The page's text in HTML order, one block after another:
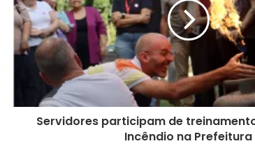
Servidores participam de
Incêndio na Prefeitura